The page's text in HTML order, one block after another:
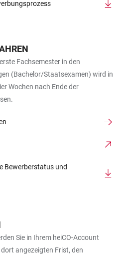
Fachsemester in den
(Bachelor/Staatsexamen) wird in
Wochen nach Ende der
Bewerberstatus und
Sie in Ihrem heiCO-Account
angezeigten Frist, den